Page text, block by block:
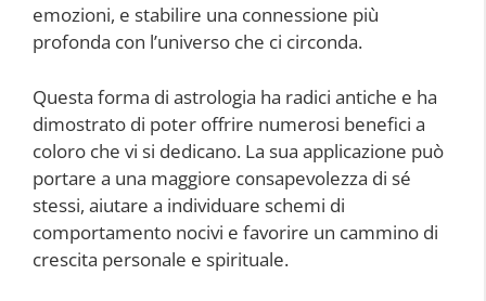
emozioni, e stabilire una connessione più
profonda con l’universo che ci circonda.
Questa forma di astrologia ha radici antiche e ha
dimostrato di poter offrire numerosi benefici a
coloro che vi si dedicano. La sua applicazione può
portare a una maggiore consapevolezza di sé
stessi, aiutare a individuare schemi di
comportamento nocivi e favorire un cammino di
crescita personale e spirituale.